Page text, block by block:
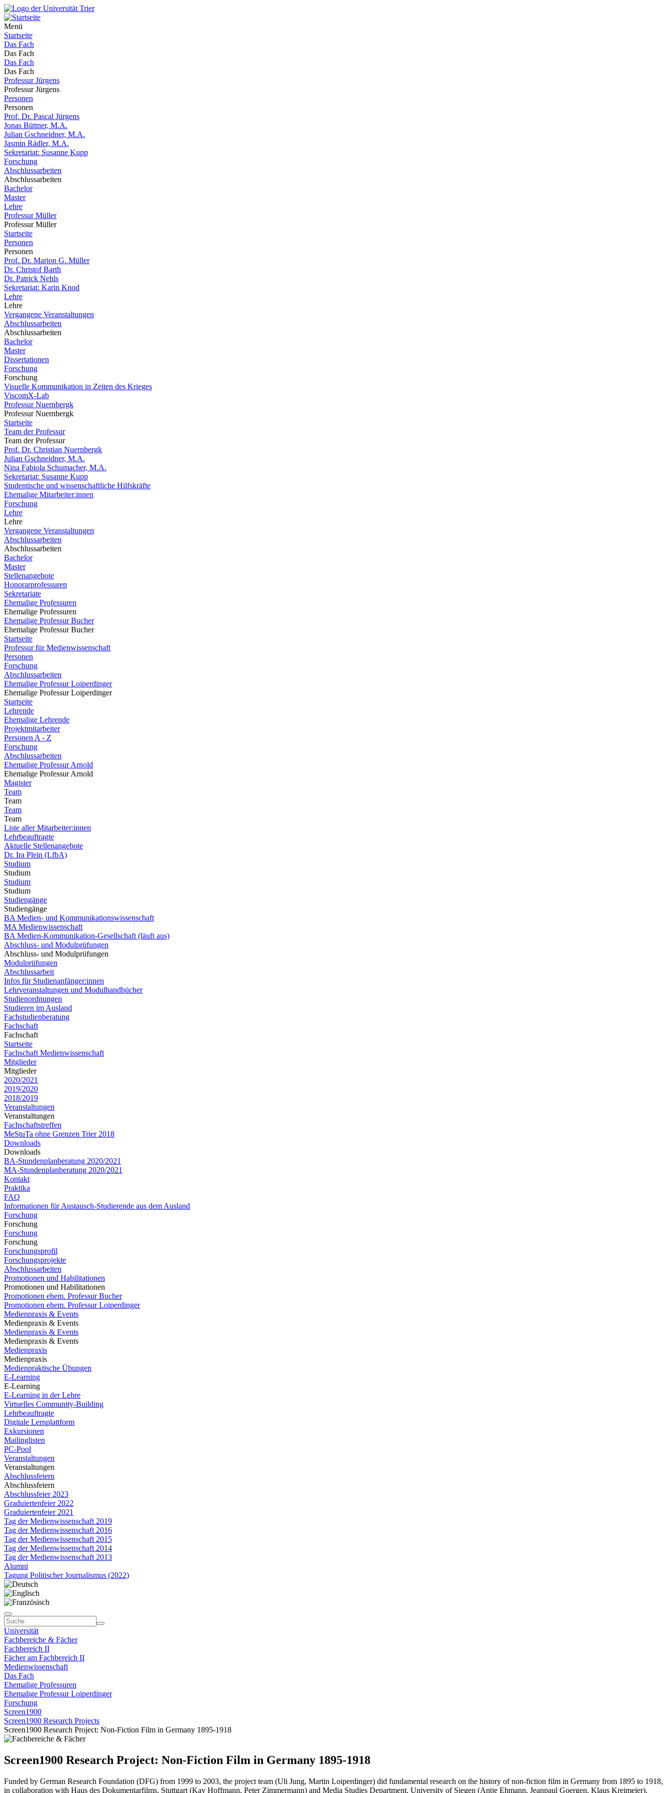
Menü
Startseite
Das Fach
Das Fach
Das Fach
Das Fach
Professur Jürgens
Professur Jürgens
Personen
Personen
Prof. Dr. Pascal Jürgens
Jonas Büttner, M.A.
Julian Gschneidner, M.A.
Jasmin Rädler, M.A.
Sekretariat: Susanne Kupp
Forschung
Abschlussarbeiten
Abschlussarbeiten
Bachelor
Master
Lehre
Professur Müller
Professur Müller
Startseite
Personen
Personen
Prof. Dr. Marion G. Müller
Dr. Christof Barth
Dr. Patrick Nehls
Sekretariat: Karin Knod
Lehre
Lehre
Vergangene Veranstaltungen
Abschlussarbeiten
Abschlussarbeiten
Bachelor
Master
Dissertationen
Forschung
Forschung
Visuelle Kommunikation in Zeiten des Krieges
ViscomX-Lab
Professur Nuernbergk
Professur Nuernbergk
Startseite
Team der Professur
Team der Professur
Prof. Dr. Christian Nuernbergk
Julian Gschneidner, M.A.
Nina Fabiola Schumacher, M.A.
Sekretariat: Susanne Kupp
Studentische und wissenschaftliche Hilfskräfte
Ehemalige Mitarbeiter:innen
Forschung
Lehre
Lehre
Vergangene Veranstaltungen
Abschlussarbeiten
Abschlussarbeiten
Bachelor
Master
Stellenangebote
Honorarprofessuren
Sekretariate
Ehemalige Professuren
Ehemalige Professuren
Ehemalige Professur Bucher
Ehemalige Professur Bucher
Startseite
Professur für Medienwissenschaft
Personen
Forschung
Abschlussarbeiten
Ehemalige Professur Loiperdinger
Ehemalige Professur Loiperdinger
Startseite
Lehrende
Ehemalige Lehrende
Projektmitarbeiter
Personen A - Z
Forschung
Abschlussarbeiten
Ehemalige Professur Arnold
Ehemalige Professur Arnold
Magister
Team
Team
Team
Team
Liste aller Mitarbeiter:innen
Lehrbeauftragte
Aktuelle Stellenangebote
Dr. Ira Plein (LfbA)
Studium
Studium
Studium
Studium
Studiengänge
Studiengänge
BA Medien- und Kommunikationswissenschaft
MA Medienwissenschaft
BA Medien-Kommunikation-Gesellschaft (läuft aus)
Abschluss- und Modulprüfungen
Abschluss- und Modulprüfungen
Modulprüfungen
Abschlussarbeit
Infos für Studienanfänger:innen
Lehrveranstaltungen und Modulhandbücher
Studienordnungen
Studieren im Ausland
Fachstudienberatung
Fachschaft
Fachschaft
Startseite
Fachschaft Medienwissenschaft
Mitglieder
Mitglieder
2020/2021
2019/2020
2018/2019
Veranstaltungen
Veranstaltungen
Fachschaftstreffen
MeStuTa ohne Grenzen Trier 2018
Downloads
Downloads
BA-Stundenplanberatung 2020/2021
MA-Stundenplanberatung 2020/2021​​​​​​
Kontakt
Praktika
FAQ
Informationen für Austausch-Studierende aus dem Ausland
Forschung
Forschung
Forschung
Forschung
Forschungsprofil
Forschungsprojekte
Abschlussarbeiten
Promotionen und Habilitationen
Promotionen und Habilitationen
Promotionen ehem. Professur Bucher
Promotionen ehem. Professur Loiperdinger
Medienpraxis & Events
Medienpraxis & Events
Medienpraxis & Events
Medienpraxis & Events
Medienpraxis
Medienpraxis
Medienpraktische Übungen
E-Learning
E-Learning
E-Learning in der Lehre
Virtuelles Community-Building
Lehrbeauftragte
Digitale Lernplattform
Exkursionen
Mailinglisten
PC-Pool
Veranstaltungen
Veranstaltungen
Abschlussfeiern
Abschlussfeiern
Abschlussfeier 2023
Graduiertenfeier 2022
Graduiertenfeier 2021
Tag der Medienwissenschaft 2019
Tag der Medienwissenschaft 2016
Tag der Medienwissenschaft 2015
Tag der Medienwissenschaft 2014
Tag der Medienwissenschaft 2013
Alumni
Tagung Politischer Journalismus (2022)
Universität
Fachbereiche & Fächer
Fachbereich II
Fächer am Fachbereich II
Medienwissenschaft
Das Fach
Ehemalige Professuren
Ehemalige Professur Loiperdinger
Forschung
Screen1900
Screen1900 Research Projects
Screen1900 Research Project: Non-Fiction Film in Germany 1895-1918
Screen1900 Research Project: Non-Fiction Film in Germany 1895-1918
Funded by German Research Foundation (DFG) from 1999 to 2003, the project team (Uli Jung, Martin Loiperdinger) did fundamental research on the history of non-fiction film in Germany from 1895 to 1918,
in collaboration with Haus des Dokumentarfilms, Stuttgart (Kay Hoffmann, Peter Zimmermann) and Media Studies Department, University of Siegen (Antje Ehmann, Jeanpaul Goergen, Klaus Kreimeier).